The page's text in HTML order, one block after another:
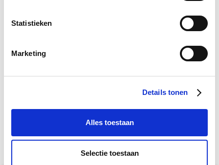
Statistieken
Marketing
Details tonen
Alles toestaan
Selectie toestaan